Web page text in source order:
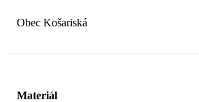
Obec Košariská
Materiál